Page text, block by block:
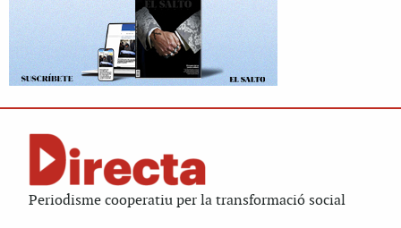
Periodisme cooperatiu per la transformació social